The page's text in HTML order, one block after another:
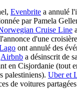
Evenbrite a annulé
par Pamela
Cruise Line
d'une
ont annulé des
Airbnb a désinscrit de
en Cisjordanie (tout
palestiniens). Uber et
de voitures